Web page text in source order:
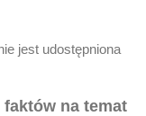
jest udostępniona
na temat